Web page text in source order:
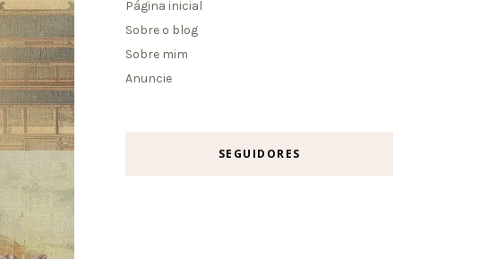
Página inicial
Sobre o blog
Sobre mim
Anuncie
SEGUIDORES